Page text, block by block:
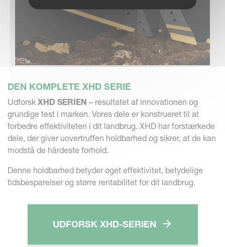
DEN KOMPLETE XHD SERIE
Udforsk XHD SERIEN – resultatet af innovationen og
grundige test i marken. Vores dele er konstrueret til at
forbedre effektiviteten i dit landbrug. XHD har forstærkede
dele, der giver uovertruffen holdbarhed og sikrer, at de kan
modstå de hårdeste forhold.
Denne holdbarhed betyder øget effektivitet, betydelige
tidsbesparelser og større rentabilitet for dit landbrug.
UDFORSK XHD-SERIEN